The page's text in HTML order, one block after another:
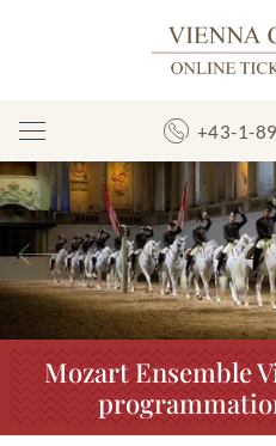
Afficher/masquer
la
navigation
+43-1-
Précédent
Mozart Ensemble